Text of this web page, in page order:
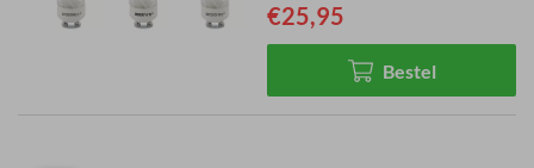
€25,95
Bestel